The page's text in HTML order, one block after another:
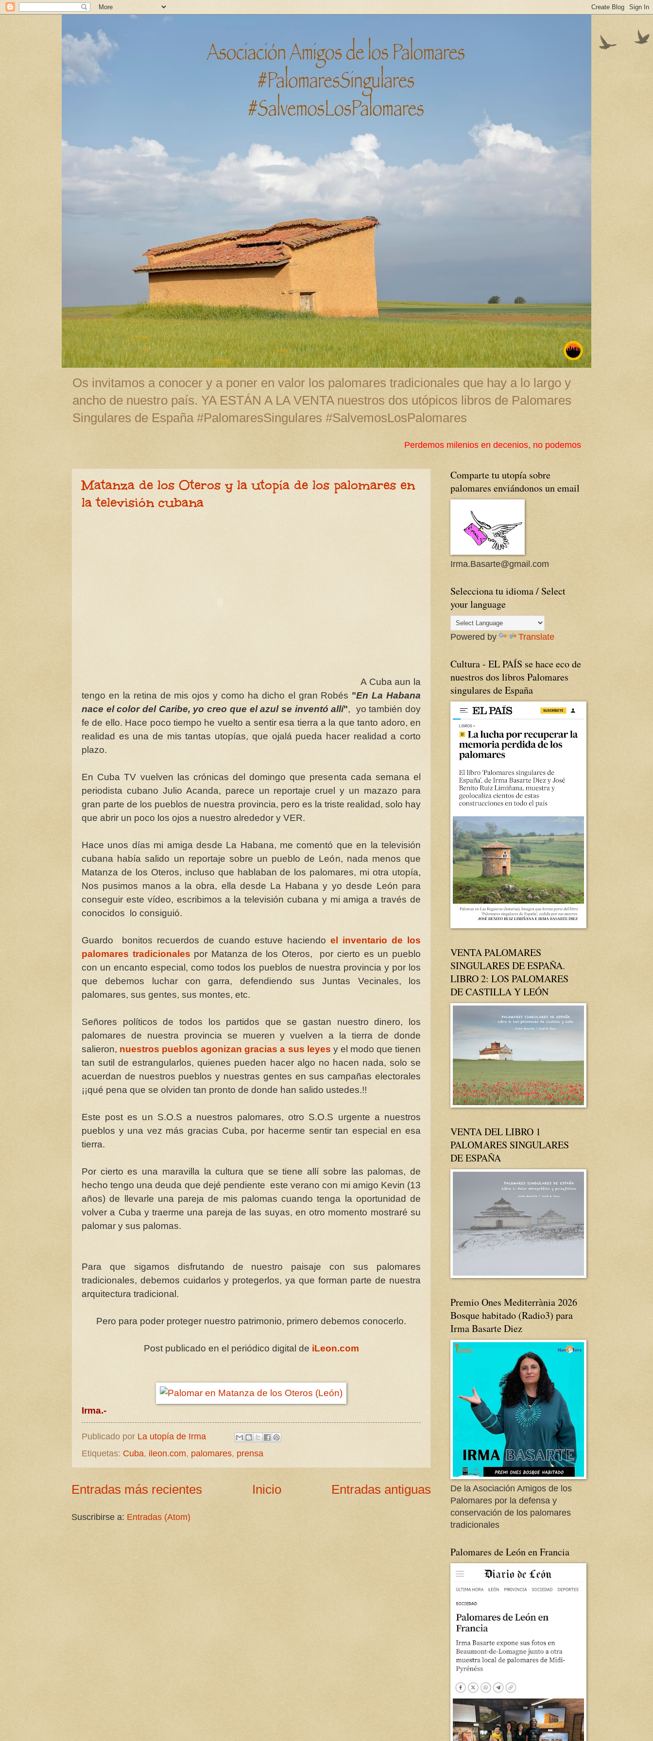
Os invitamos a conocer y a poner en valor los palomares tradicionales que hay a lo largo y
ancho de nuestro país. YA ESTÁN A LA VENTA nuestros dos utópicos libros de Palomares
Singulares de España #PalomaresSingulares #SalvemosLosPalomares
Perdemos milenios en decenios, no podemos perder la cultura popular ni su
Matanza de los Oteros y la utopía de los palomares en
la televisión cubana
A Cuba aun la
tengo en la retina de mis ojos y como ha dicho el gran Robés "En La Habana
nace el color del Caribe, yo creo que el azul se inventó allí", yo también doy
fe de ello. Hace poco tiempo he vuelto a sentir esa tierra a la que tanto adoro, en
realidad es una de mis tantas utopías, que ojalá pueda hacer realidad a corto
plazo.
En Cuba TV vuelven las crónicas del domingo que presenta cada semana el
periodista cubano Julio Acanda, parece un reportaje cruel y un mazazo para
gran parte de los pueblos de nuestra provincia, pero es la triste realidad, solo hay
que abrir un poco los ojos a nuestro alrededor y VER.
Hace unos días mi amiga desde La Habana, me comentó que en la televisión
cubana había salido un reportaje sobre un pueblo de León, nada menos que
Matanza de los Oteros, incluso que hablaban de los palomares, mi otra utopía,
Nos pusimos manos a la obra, ella desde La Habana y yo desde León para
conseguir este vídeo, escribimos a la televisión cubana y mi amiga a través de
conocidos lo consiguió.
Guardo bonitos recuerdos de cuando estuve haciendo el inventario de los
palomares tradicionales por Matanza de los Oteros, por cierto es un pueblo
con un encanto especial, como todos los pueblos de nuestra provincia y por los
que debemos luchar con garra, defendiendo sus Juntas Vecinales, los
palomares, sus gentes, sus montes, etc.
Señores políticos de todos los partidos que se gastan nuestro dinero, los
palomares de nuestra provincia se mueren y vuelven a la tierra de donde
salieron, nuestros pueblos agonizan gracias a sus leyes y el modo que tienen
tan sutil de estrangularlos, quienes pueden hacer algo no hacen nada, solo se
acuerdan de nuestros pueblos y nuestras gentes en sus campañas electorales
¡¡qué pena que se olviden tan pronto de donde han salido ustedes.!!
Este post es un S.O.S a nuestros palomares, otro S.O.S urgente a nuestros
pueblos y una vez más gracias Cuba, por hacerme sentir tan especial en esa
tierra.
Por cierto es una maravilla la cultura que se tiene allí sobre las palomas, de
hecho tengo una deuda que dejé pendiente este verano con mi amigo Kevin (13
años) de llevarle una pareja de mis palomas cuando tenga la oportunidad de
volver a Cuba y traerme una pareja de las suyas, en otro momento mostraré su
palomar y sus palomas.
Para que sigamos disfrutando de nuestro paisaje con sus palomares
tradicionales, debemos cuidarlos y protegerlos, ya que forman parte de nuestra
arquitectura tradicional.
Pero para poder proteger nuestro patrimonio, primero debemos conocerlo.
Post publicado en el periódico digital de iLeon.com
Irma.-
Publicado por La utopía de Irma
Etiquetas: Cuba, ileon.com, palomares, prensa
Entradas más recientes Entradas antiguas
Inicio
Suscribirse a: Entradas (Atom)
Comparte tu utopía sobre
palomares enviándonos un email
Irma.Basarte@gmail.com
Selecciona tu idioma / Select
your language
Powered by Translate
Cultura - EL PAÍS se hace eco de
nuestros dos libros Palomares
singulares de España
VENTA PALOMARES
SINGULARES DE ESPAÑA.
LIBRO 2: LOS PALOMARES
DE CASTILLA Y LEÓN
VENTA DEL LIBRO 1
PALOMARES SINGULARES
DE ESPAÑA
Premio Ones Mediterrània 2026
Bosque habitado (Radio3) para
Irma Basarte Diez
De la Asociación Amigos de los
Palomares por la defensa y
conservación de los palomares
tradicionales
Palomares de León en Francia